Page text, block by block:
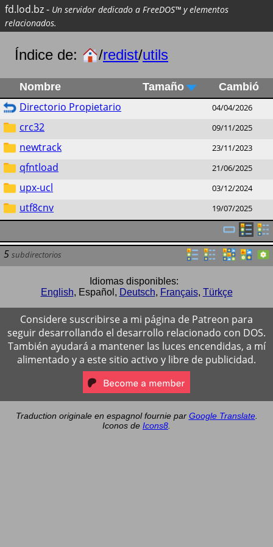
fd.lod.bz- Un servidor dedicado a FreeDOS™ y elementos
relacionados.
Índice de: /redist/utils
Nombre Tamaño Cambió
Directorio Propietario 04/04/2026
crc32 09/11/2025
newtrack 23/11/2023
qfntload 21/06/2025
upx-ucl 03/12/2024
utf8cnv 19/07/2025
5 subdirectorios
Idiomas disponibles:
English, Español , Deutsch, Français, Türkçe
Considere suscribirse a mi página de Patreon para
seguir desarrollando el desarrollo relacionado con DOS.
También ayudará a mantener las luces encendidas, a mí
alimentado y a este sitio activo y libre de publicidad.
Traduction originale en espagnol fournie par Google Translate.
Iconos de Icons8